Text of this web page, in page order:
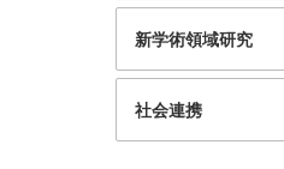
新学術領域研究
社会連携